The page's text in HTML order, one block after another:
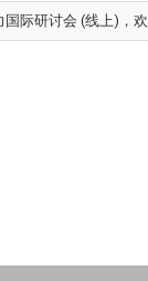
国际研讨会 (线上)，